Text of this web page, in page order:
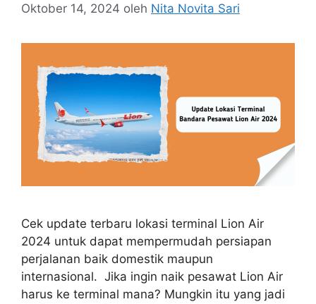
Oktober 14, 2024 oleh Nita Novita Sari
Cek update terbaru lokasi terminal Lion Air
2024 untuk dapat mempermudah persiapan
perjalanan baik domestik maupun
internasional. Jika ingin naik pesawat Lion Air
harus ke terminal mana? Mungkin itu yang jadi